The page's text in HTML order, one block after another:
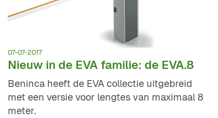
07-07-2017
Nieuw in de EVA familie: de EVA.8
Beninca heeft de EVA collectie uitgebreid
met een versie voor lengtes van maximaal 8
meter.